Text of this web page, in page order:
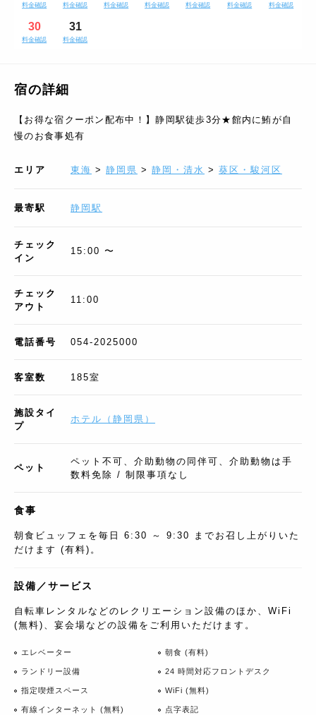
料金確認 料金確認 料金確認 料金確認 料金確認 料金確認 料金確認
30
料金確認
31
料金確認
宿の詳細
【お得な宿クーポン配布中！】静岡駅徒歩3分★館内に鮪が自
慢のお食事処有
エリア 東海 > 静岡県 > 静岡・清水 > 葵区・駿河区
最寄駅 静岡駅
チェック
イン
15:00 〜
チェック
アウト
11:00
電話番号 054-2025000
客室数 185室
施設タイ
プ
ホテル （ 静岡県 ）
ペット
ペット不可、介助動物の同伴可、介助動物は手
数料免除 / 制限事項なし
食事
朝食ビュッフェを毎日 6:30 ～ 9:30 までお召し上がりいた
だけます (有料)。
設備／サービス
自転車レンタルなどのレクリエーション設備のほか、WiFi
(無料)、宴会場などの設備をご利用いただけます。
エレベーター 朝食 (有料)
ランドリー設備 24 時間対応フロントデスク
指定喫煙スペース WiFi (無料)
有線インターネット (無料) 点字表記